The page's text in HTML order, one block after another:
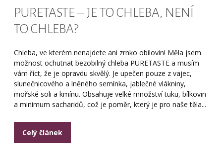
PURETASTE – JE TO CHLEBA, NENÍ
TO CHLEBA?
Chleba, ve kterém nenajdete ani zrnko obilovin! Měla jsem
možnost ochutnat bezobilný chleba PURETASTE a musím
vám říct, že je opravdu skvělý. Je upečen pouze z vajec,
slunečnicového a lněného semínka, jablečné vlákniny,
mořské soli a kmínu. Obsahuje velké množství tuku, bílkovin
a minimum sacharidů, což je poměr, který je pro naše těla...
Celý článek